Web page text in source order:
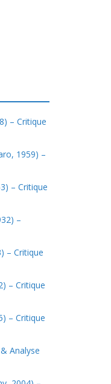
– Critique
1959) –
– Critique
–
– Critique
– Critique
– Critique
Analyse